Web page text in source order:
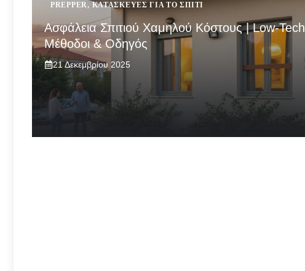
PREPPER, ΚΑΤΑΣΚΕΥΈΣ ΓΙΑ ΤΟ ΣΠΊΤΙ
Ασφάλεια Σπιτιού Χαμηλού Κόστους | Low-Tech
Μέθοδοι & Οδηγός
21 Δεκεμβρίου 2025